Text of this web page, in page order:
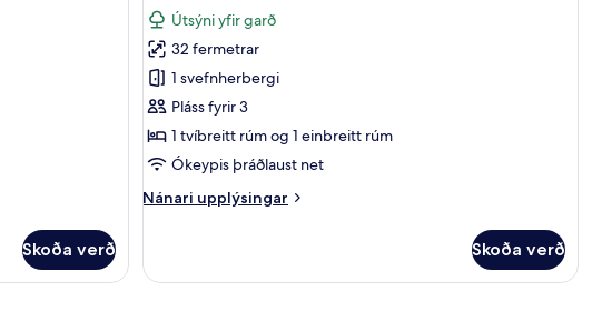
Skoða verð
fyrir
Superior-
stúdíóíbúð
-
útsýni
yfir
garð
umsögn)
Útsýni yfir garð
32 fermetrar
1 svefnherbergi
Pláss fyrir 3
1 tvíbreitt rúm og 1 einbreitt rúm
Ókeypis þráðlaust net
Nánari upplýsingar
Nánari
stúdíóíbúð
Skoða verð